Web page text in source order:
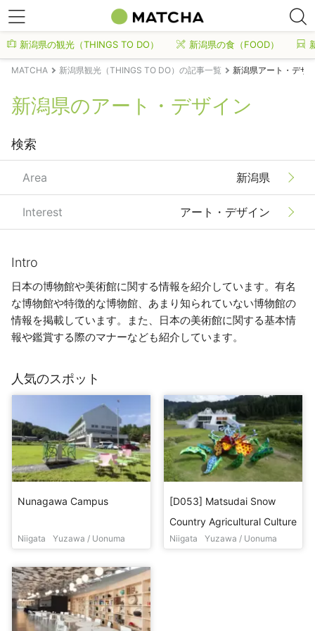
新潟県の観光（THINGS TO DO） 新潟県の食（FOOD）
MATCHA 新潟県観光（THINGS TO DO）の記事一覧 新潟県アート・デザ
新潟県のアート・デザイン
検索
Area 新潟県
Interest アート・デザイン
Intro
日本の博物館や美術館に関する情報を紹介しています。有名
な博物館や特徴的な博物館、あまり知られていない博物館の
情報を掲載しています。また、日本の美術館に関する基本情
報や鑑賞する際のマナーなども紹介しています。
人気のスポット
Nunagawa Campus
Niigata Yuzawa / Uonuma
[D053] Matsudai Snow
Country Agricultural Culture
Village Center "Agricultural
Niigata Yuzawa / Uonuma